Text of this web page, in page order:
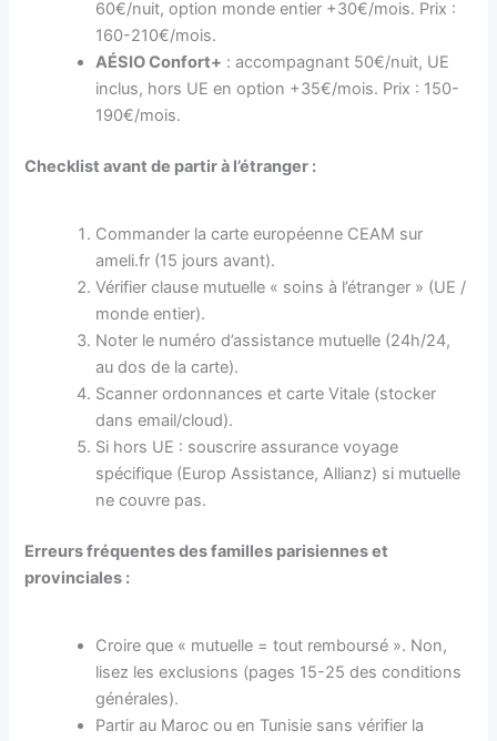
60€/nuit, option monde entier +30€/mois. Prix :
160-210€/mois.
AÉSIO Confort+ : accompagnant 50€/nuit, UE
inclus, hors UE en option +35€/mois. Prix : 150-
190€/mois.
Checklist avant de partir à l’étranger :
Commander la carte européenne CEAM sur
ameli.fr (15 jours avant).
Vérifier clause mutuelle « soins à l’étranger » (UE /
monde entier).
Noter le numéro d’assistance mutuelle (24h/24,
au dos de la carte).
Scanner ordonnances et carte Vitale (stocker
dans email/cloud).
Si hors UE : souscrire assurance voyage
spécifique (Europ Assistance, Allianz) si mutuelle
ne couvre pas.
Erreurs fréquentes des familles parisiennes et
provinciales :
Croire que « mutuelle = tout remboursé ». Non,
lisez les exclusions (pages 15-25 des conditions
générales).
Partir au Maroc ou en Tunisie sans vérifier la